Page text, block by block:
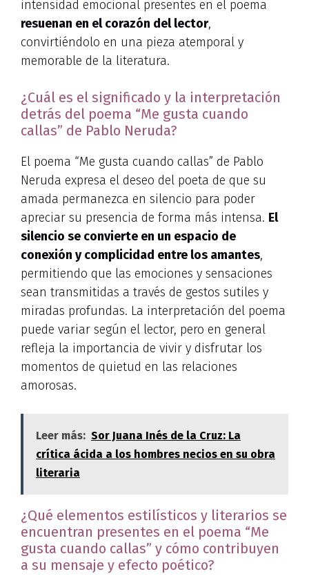
intensidad emocional presentes en el poema
resuenan en el corazón del lector,
convirtiéndolo en una pieza atemporal y
memorable de la literatura.
¿Cuál es el significado y la interpretación
detrás del poema “Me gusta cuando
callas” de Pablo Neruda?
El poema “Me gusta cuando callas” de Pablo
Neruda expresa el deseo del poeta de que su
amada permanezca en silencio para poder
apreciar su presencia de forma más intensa. El
silencio se convierte en un espacio de
conexión y complicidad entre los amantes,
permitiendo que las emociones y sensaciones
sean transmitidas a través de gestos sutiles y
miradas profundas. La interpretación del poema
puede variar según el lector, pero en general
refleja la importancia de vivir y disfrutar los
momentos de quietud en las relaciones
amorosas.
Leer más: Sor Juana Inés de la Cruz: La
crítica ácida a los hombres necios en su obra
literaria
¿Qué elementos estilísticos y literarios se
encuentran presentes en el poema “Me
gusta cuando callas” y cómo contribuyen
a su mensaje y efecto poético?